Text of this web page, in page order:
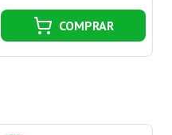
COMPRAR